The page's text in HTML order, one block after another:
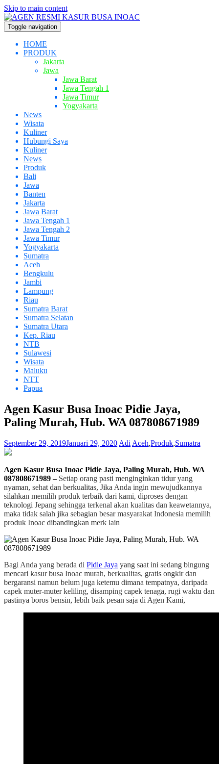
Skip to main content
Toggle navigation
HOME
PRODUK
Jakarta
Jawa
Jawa Barat
Jawa Tengah 1
Jawa Timur
Yogyakarta
News
Wisata
Kuliner
Hubungi Saya
Kuliner
News
Produk
Bali
Jawa
Banten
Jakarta
Jawa Barat
Jawa Tengah 1
Jawa Tengah 2
Jawa Timur
Yogyakarta
Sumatra
Aceh
Bengkulu
Jambi
Lampung
Riau
Sumatra Barat
Sumatra Selatan
Sumatra Utara
Kep. Riau
NTB
Sulawesi
Wisata
Maluku
NTT
Papua
Agen Kasur Busa Inoac Pidie Jaya,
Paling Murah, Hub. WA 087808671989
September 29, 2019Januari 29, 2020 Adi Aceh,Produk,Sumatra
Agen Kasur Busa Inoac Pidie Jaya, Paling Murah, Hub. WA
087808671989 – Setiap orang pasti menginginkan tidur yang
nyaman, sehat dan berkualitas, Jika Anda ingin mewujudkannya
silahkan memilih produk terbaik dari kami, diproses dengan
teknologi Jepang sehingga terkenal akan kualitas dan keawetannya,
maka tidak salah jika sebagian besar masyarakat Indonesia memilih
produk Inoac dibandingkan merk lain
Bagi Anda yang berada di Pidie Jaya yang saat ini sedang bingung
mencari kasur busa Inoac murah, berkualitas, gratis ongkir dan
bergaransi namun belum juga ketemu dimana tempatnya, daripada
capek muter-muter keliling, disamping capek tenaga, rugi waktu dan
pastinya boros bensin, lebih baik pesan saja di Agen Kami,